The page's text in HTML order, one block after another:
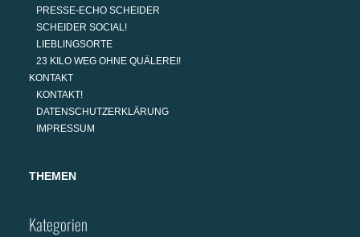
PRESSE-ECHO SCHEIDER
SCHEIDER SOCIAL!
LIEBLINGSORTE
23 KILO WEG OHNE QUÄLEREI!
KONTAKT
KONTAKT!
DATENSCHUTZERKLÄRUNG
IMPRESSUM
THEMEN
Kategorien